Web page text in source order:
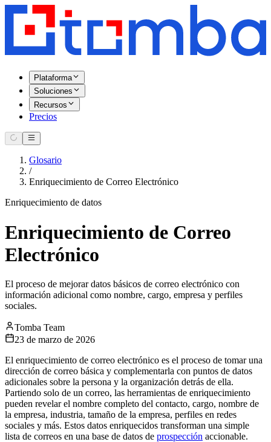
Plataforma
Soluciones
Recursos
Precios
Glosario
/
Enriquecimiento de Correo Electrónico
Enriquecimiento de datos
Enriquecimiento de Correo
Electrónico
El proceso de mejorar datos básicos de correo electrónico con
información adicional como nombre, cargo, empresa y perfiles
sociales.
Tomba Team
23 de marzo de 2026
El enriquecimiento de correo electrónico es el proceso de tomar una
dirección de correo básica y complementarla con puntos de datos
adicionales sobre la persona y la organización detrás de ella.
Partiendo solo de un correo, las herramientas de enriquecimiento
pueden revelar el nombre completo del contacto, cargo, nombre de
la empresa, industria, tamaño de la empresa, perfiles en redes
sociales y más. Estos datos enriquecidos transforman una simple
lista de correos en una base de datos de prospección accionable.